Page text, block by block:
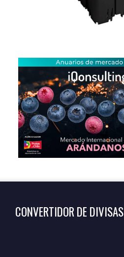
CONVERTIDOR DE DIVISAS